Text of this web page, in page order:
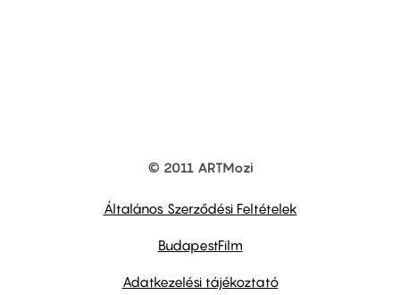
© 2011 ARTMozi
Általános Szerződési Feltételek
BudapestFilm
Adatkezelési tájékoztató